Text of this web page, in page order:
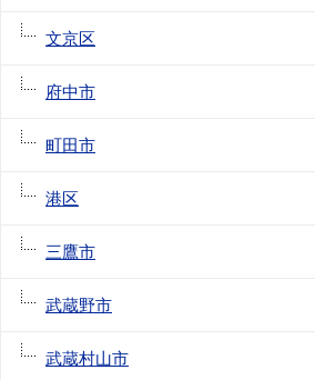
文京区
府中市
町田市
港区
三鷹市
武蔵野市
武蔵村山市